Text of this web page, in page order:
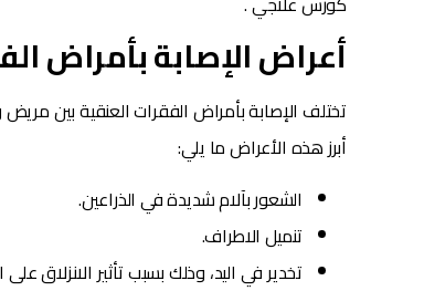
أعراض الإصابة بأمراض
تختلف الإصابة بأمراض الفقرات العنقية بين
أبرز هذه الأعراض ما يلي:
الشعور بآلام شديدة في الذراعين.
تنميل الاطراف.
تخدير في اليد، وذلك بسبب تأثير الانزلاق